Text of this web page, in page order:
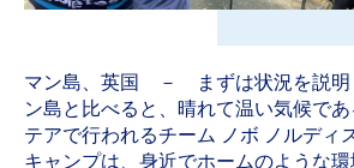
マン島、英国 － まずは状況を説明
ン島と比べると、晴れて温い気候で
テアで行われるチーム ノボ ノルディ
キャンプは、身近でホームのような環